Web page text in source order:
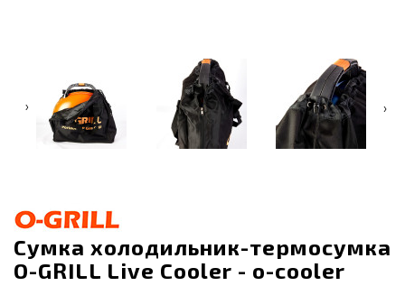
‹ ›
Сумка холодильник-термосумка
O-GRILL Live Cooler - o-cooler